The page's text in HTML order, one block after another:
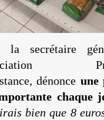
la secrétaire
dénonce une
chaque
bien que 8